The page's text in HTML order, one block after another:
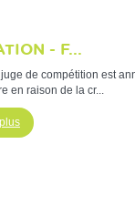
- F...
de compétition est
en raison de la cr...